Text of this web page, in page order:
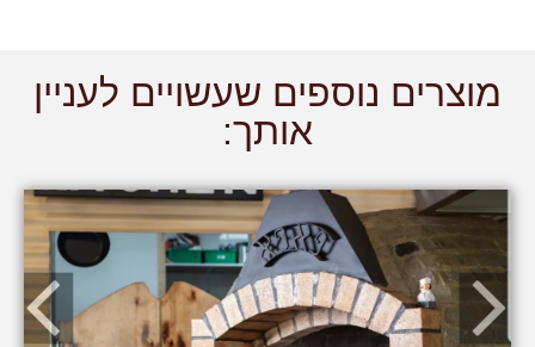
מוצרים נוספים שעשויים לעניין
אותך: